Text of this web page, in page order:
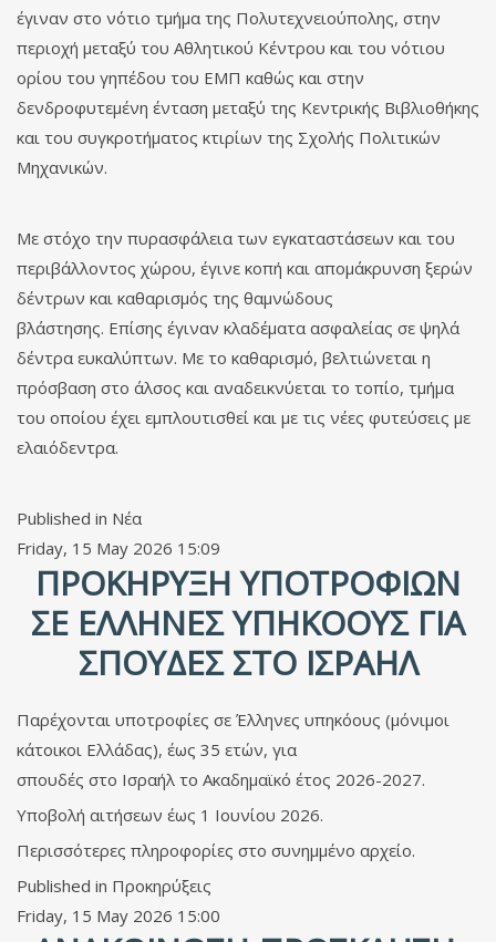
έγιναν στο νότιο τμήμα της Πολυτεχνειούπολης, στην
περιοχή μεταξύ του Αθλητικού Κέντρου και του νότιου
ορίου του γηπέδου του ΕΜΠ καθώς και στην
δενδροφυτεμένη ένταση μεταξύ της Κεντρικής Βιβλιοθήκης
και του συγκροτήματος κτιρίων της Σχολής Πολιτικών
Μηχανικών.
Με στόχο την πυρασφάλεια των εγκαταστάσεων και του
περιβάλλοντος χώρου, έγινε κοπή και απομάκρυνση ξερών
δέντρων και καθαρισμός της θαμνώδους
βλάστησης. Επίσης έγιναν κλαδέματα ασφαλείας σε ψηλά
δέντρα ευκαλύπτων. Με το καθαρισμό, βελτιώνεται η
πρόσβαση στο άλσος και αναδεικνύεται το τοπίο, τμήμα
του οποίου έχει εμπλουτισθεί και με τις νέες φυτεύσεις με
ελαιόδεντρα.
Published in Νέα
Friday, 15 May 2026 15:09
ΠΡΟΚΉΡΥΞΗ ΥΠΟΤΡΟΦΙΏΝ
ΣΕ ΈΛΛΗΝΕΣ ΥΠΗΚΌΟΥΣ ΓΙΑ
ΣΠΟΥΔΈΣ ΣΤΟ ΙΣΡΑΉΛ
Παρέχονται υποτροφίες σε Έλληνες υπηκόους (μόνιμοι
κάτοικοι Ελλάδας), έως 35 ετών, για
σπουδές στο Ισραήλ το Ακαδημαϊκό έτος 2026-2027.
Υποβολή αιτήσεων έως 1 Ιουνίου 2026.
Περισσότερες πληροφορίες στο συνημμένο αρχείο.
Published in Προκηρύξεις
Friday, 15 May 2026 15:00